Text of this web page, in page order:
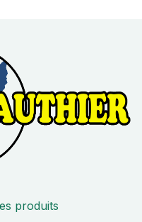
produits